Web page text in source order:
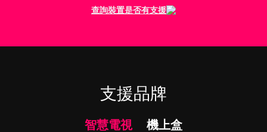
查詢裝置是否有支援
支援品牌
智慧電視 機上盒